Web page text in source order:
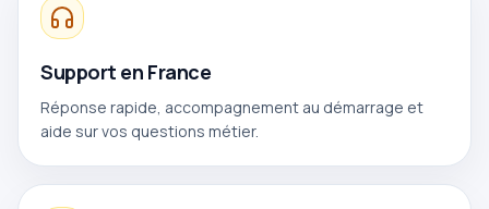
Support en France
Réponse rapide, accompagnement au démarrage et
aide sur vos questions métier.